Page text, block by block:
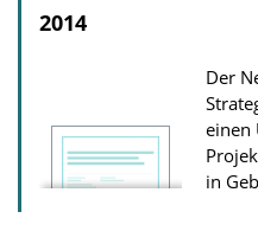
2014
Der
einen
in